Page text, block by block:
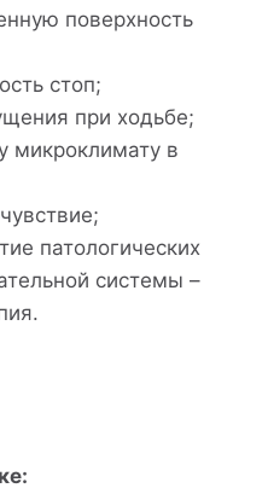
поверхность
стоп;
при ходьбе;
микроклимату в
патологических
системы –